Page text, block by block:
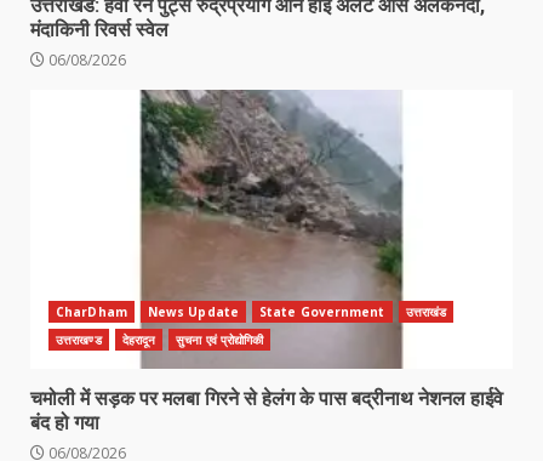
उत्तराखंड: हैवी रेन पुट्स रुद्रप्रयाग ऑन हाई अलर्ट आस अलकनंदा,
मंदाकिनी रिवर्स स्वेल
06/08/2026
CharDham News Update State Government
उत्तराखंड
उत्तराखण्ड
देहरादून सुचना एवं प्रोद्योगिकी
चमोली में सड़क पर मलबा गिरने से हेलंग के पास बद्रीनाथ नेशनल हाईवे
बंद हो गया
06/08/2026